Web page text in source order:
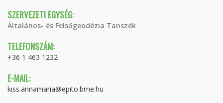
SZERVEZETI EGYSÉG:
Általános- és Felsőgeodézia Tanszék
TELEFONSZÁM:
+36 1 463 1232
E-MAIL:
kiss.annamaria@epito.bme.hu